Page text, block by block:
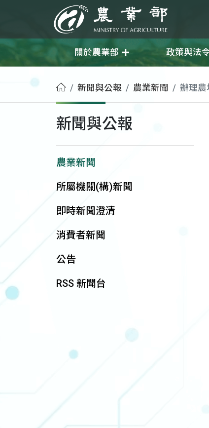
農業部
關於農業部 政策與法
首頁新聞與公報 農業新聞 辦理
新聞與公報
農業新聞
所屬機關(構)新聞
即時新聞澄清
消費者新聞
公告
RSS 新聞台